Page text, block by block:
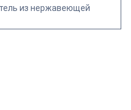
из нержавеющей